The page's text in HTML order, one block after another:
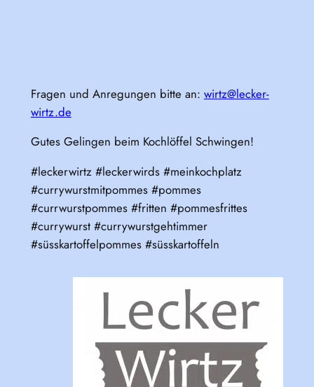
Fragen und Anregungen bitte an: wirtz@lecker-
wirtz.de
Gutes Gelingen beim Kochlöffel Schwingen!
#leckerwirtz #leckerwirds #meinkochplatz
#currywurstmitpommes #pommes
#currwurstpommes #fritten #pommesfrittes
#currywurst #currywurstgehtimmer
#süsskartoffelpommes #süsskartoffeln